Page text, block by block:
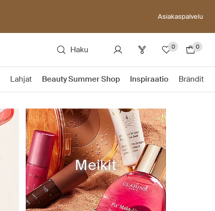
Asiakaspalvelu
Haku 0 0
Lahjat Beauty Summer Shop Inspiraatio Brändit
Meikit